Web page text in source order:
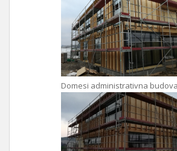
Domesi administrativna